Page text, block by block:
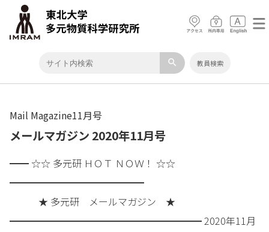
search 教員検索
Mail Magazine11月号
メールマガジン 2020年11月号
━━ ☆☆ 多元研 ＨＯＴ ＮＯＷ！ ☆☆
━━━━━━━━━━━━━━
★ 多元研 メールマガジン ★
━━━━━━━━━━━━━━━━━━━━ 2020年11月